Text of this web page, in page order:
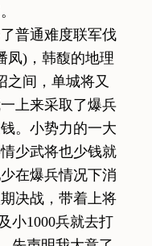
普通难度联军伐
凤)，韩馥的地理
之间，单城将又
上来采取了爆兵
。小势力的一大
少武将也少钱就
在爆兵情况下消
决战，带着上将
小1000兵就去打